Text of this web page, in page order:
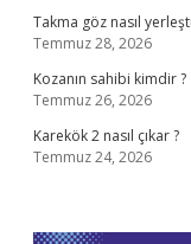
Takma göz nasıl
Temmuz 28, 2026
Kozanın sahibi kimdir ?
Temmuz 26, 2026
Karekök 2 nasıl çıkar ?
Temmuz 24, 2026